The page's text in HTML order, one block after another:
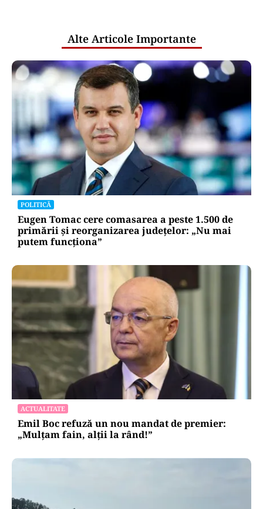
Alte Articole Importante
POLITICĂ
Eugen Tomac cere comasarea a peste 1.500 de
primării și reorganizarea județelor: „Nu mai
putem funcționa”
ACTUALITATE
Emil Boc refuză un nou mandat de premier:
„Mulțam fain, alții la rând!”